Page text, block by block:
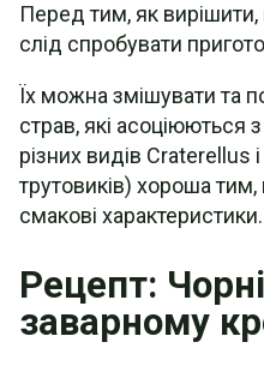
Перед тим, як вирішити,
слід спробувати
Їх можна змішувати та
страв, які асоціюються
різних видів Craterellus
трутовиків) хороша
смакові характеристики.
Рецепт:
заварному